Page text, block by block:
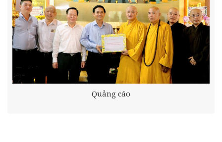
Quảng cáo